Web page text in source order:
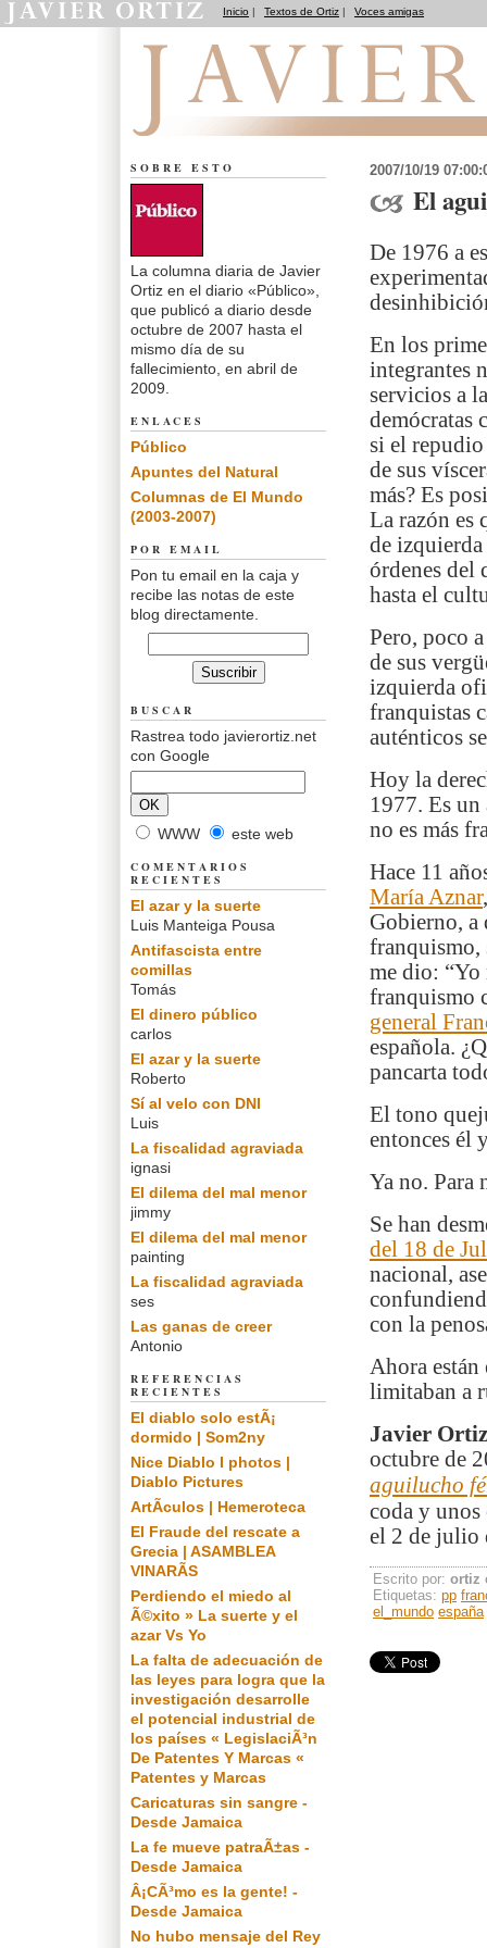
Inicio | Textos de Ortiz | Voces amigas
2007/10/19
El
De 1976 a
En los
integrantes
servicios a
demócratas
si el repudio
de sus
más? Es
La razón es
de
órdenes del
hasta el
Pero, poco
de sus
izquierda
franquistas
auténticos
Hoy la
1977. Es
no es más
Hace 11
María Aznar
Gobierno, a
franquismo,
me dio: “Yo
franquismo
general
española.
pancarta
El tono
entonces él
Ya no. Para
Se han
del 18 de
nacional,
con la
Ahora están
limitaban a
Javier Ortiz
octubre de
aguilucho
coda y unos
el 2 de julio
Escrito por: ortiz
Etiquetas: pp
el_mundo españa
SOBRE ESTO
La columna diaria de Javier
Ortiz en el diario «Público»,
que publicó a diario desde
octubre de 2007 hasta el
mismo día de su
fallecimiento, en abril de
2009.
ENLACES
Público
Apuntes del Natural
Columnas de El Mundo
(2003-2007)
POR EMAIL
Pon tu email en la caja y
recibe las notas de este
blog directamente.
BUSCAR
Rastrea todo javierortiz.net
con Google
WWW este web
COMENTARIOS
RECIENTES
El azar y la suerte
Luis Manteiga Pousa
Antifascista entre
comillas
Tomás
El dinero público
carlos
El azar y la suerte
Roberto
Sí al velo con DNI
Luis
La fiscalidad agraviada
ignasi
El dilema del mal menor
jimmy
El dilema del mal menor
painting
La fiscalidad agraviada
ses
Las ganas de creer
Antonio
REFERENCIAS
RECIENTES
El diablo solo estÃ¡
dormido | Som2ny
Nice Diablo I photos |
Diablo Pictures
ArtÃ­culos | Hemeroteca
El Fraude del rescate a
Grecia | ASAMBLEA
VINARÃS
Perdiendo el miedo al
Ã©xito » La suerte y el
azar Vs Yo
La falta de adecuación de
las leyes para logra que la
investigación desarrolle
el potencial industrial de
los países « LegislaciÃ³n
De Patentes Y Marcas «
Patentes y Marcas
Caricaturas sin sangre -
Desde Jamaica
La fe mueve patraÃ±as -
Desde Jamaica
Â¡CÃ³mo es la gente! -
Desde Jamaica
No hubo mensaje del Rey